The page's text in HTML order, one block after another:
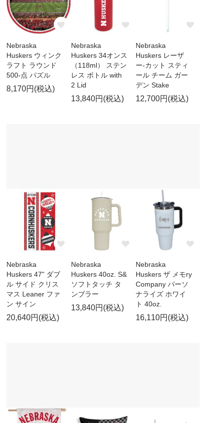
Nebraska
Huskers ウィンク
ラフト ラウンド
500-点 パズル
8,170円(税込)
Nebraska
Huskers 34オンス
（118ml） ステン
レス ボトル with
2 Lid
13,840円(税込)
Nebraska
Huskers レーザ
ー-カット スティ
ール チーム ガー
デン Stake
12,700円(税込)
Nebraska
Huskers 47" ダブ
ル サイド クリス
マス Leaner ファ
ン サイン
20,640円(税込)
Nebraska
Huskers 40oz. S&
ソフトタッチ タ
ンブラー
13,840円(税込)
Nebraska
Huskers ザ メモry
Company パーソ
ナライズ ホワイ
ト 40oz.
16,110円(税込)